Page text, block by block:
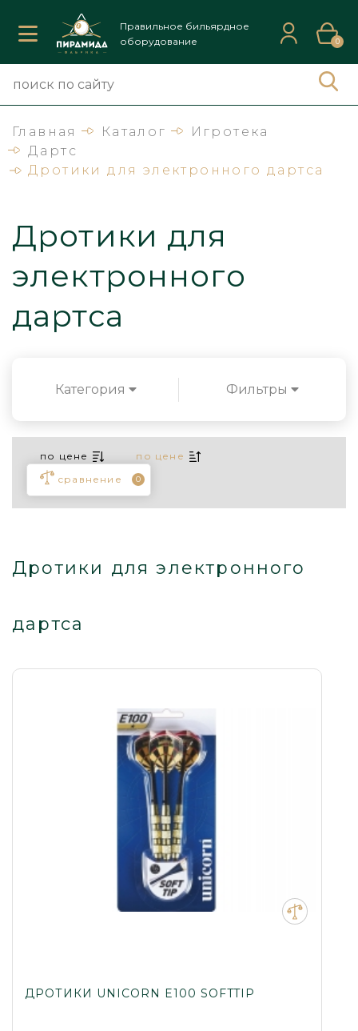
Правильное бильярдное
оборудование
0
Главная Каталог
Игротека
Дартс
Дротики для электронного дартса
Дротики для
электронного
дартса
Категория Фильтры
по цене
по цене
сравнение
0
Дротики для электронного
дартса
ДРОТИКИ UNICORN E100 SOFTTIP